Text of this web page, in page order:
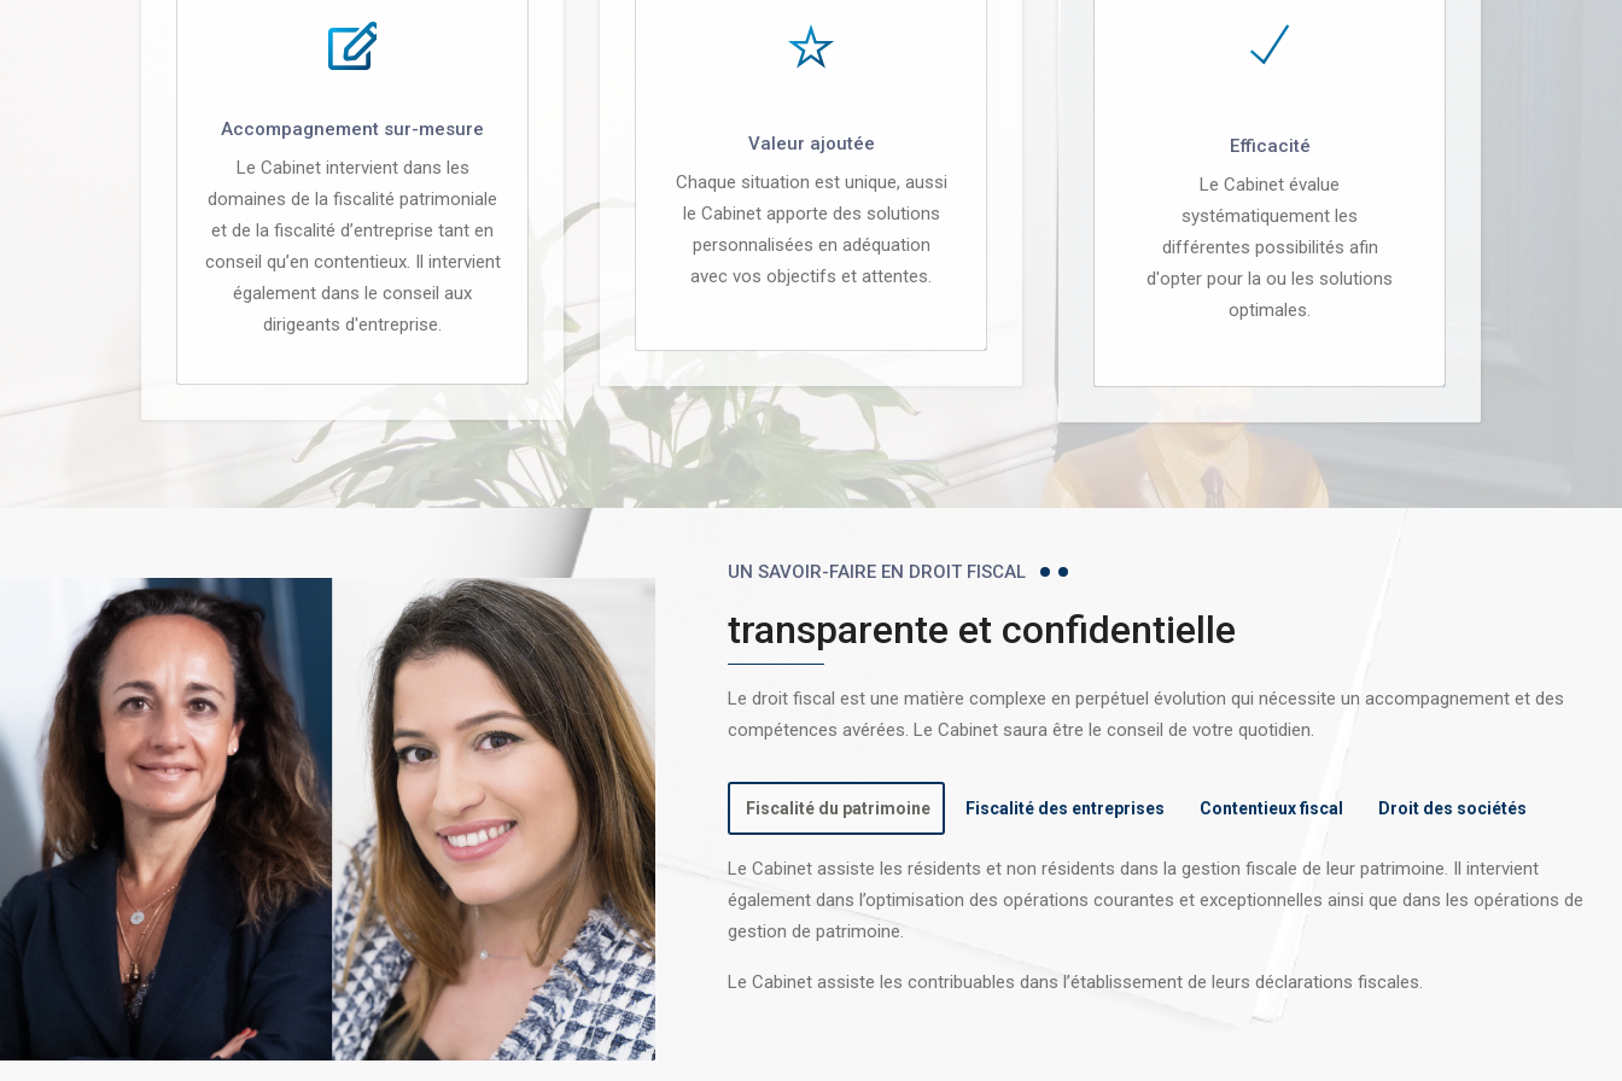
Accompagnement sur-mesure
Le Cabinet intervient dans les
domaines de la fiscalité patrimoniale
et de la fiscalité d’entreprise tant en
conseil qu’en contentieux. Il intervient
également dans le conseil aux
dirigeants d'entreprise.
Valeur ajoutée
Chaque situation est unique, aussi
le Cabinet apporte des solutions
personnalisées en adéquation
avec vos objectifs et attentes.
Efficacité
Le Cabinet évalue
systématiquement les
différentes possibilités afin
d'opter pour la ou les solutions
optimales.
UN SAVOIR-FAIRE EN DROIT FISCAL
transparente et confidentielle
Le droit fiscal est une matière complexe en perpétuel évolution qui nécessite un accompagnement et des
compétences avérées. Le Cabinet saura être le conseil de votre quotidien.
Fiscalité du patrimoine Fiscalité des entreprises Contentieux fiscal Droit des sociétés
Le Cabinet assiste les résidents et non résidents dans la gestion fiscale de leur patrimoine. Il intervient
également dans l’optimisation des opérations courantes et exceptionnelles ainsi que dans les opérations de
gestion de patrimoine.
Le Cabinet assiste les contribuables dans l’établissement de leurs déclarations fiscales.